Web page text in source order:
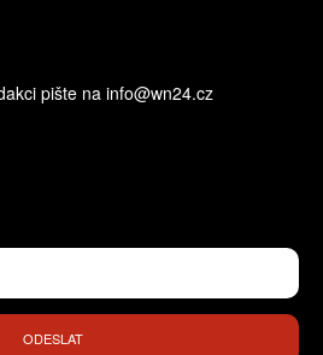
pište na info@wn24.cz
ODESLAT